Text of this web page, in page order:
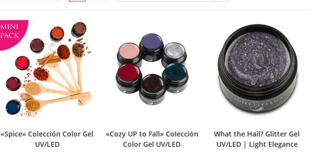
WEB
«Spice» Colección Color Gel
UV/LED
«Cozy UP to Fall» Colección
Color Gel UV/LED
What the Hail? Glitter Gel
UV/LED | Light Elegance